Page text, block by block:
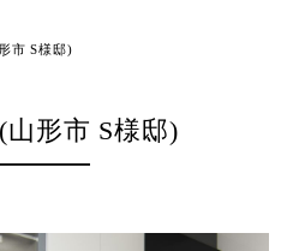
市 S様邸)
形市 S様邸)